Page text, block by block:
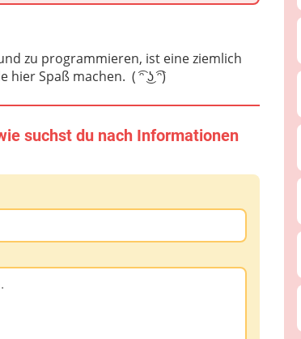
zu programmieren, ist eine ziemlich
hier Spaß machen. ( ͡ᵔ ͜ʖ ͡ᵔ)
suchst du nach Informationen